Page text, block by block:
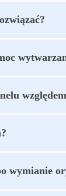
wymianie